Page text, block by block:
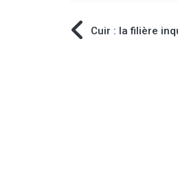
Navigation
Cuir : la filière